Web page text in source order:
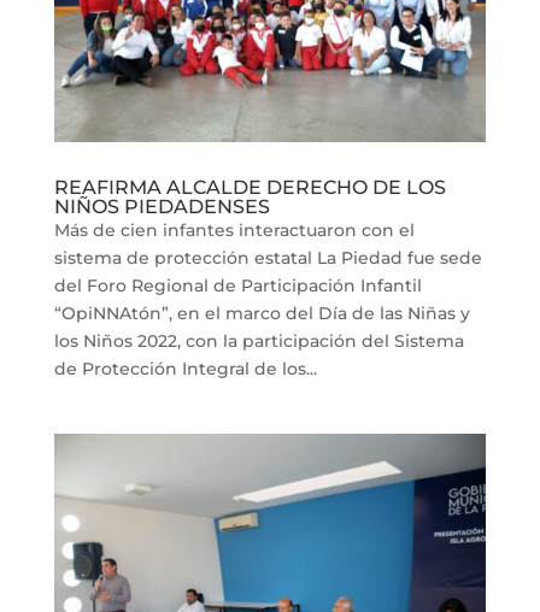
REAFIRMA ALCALDE DERECHO DE LOS
NIÑOS PIEDADENSES
Más de cien infantes interactuaron con el
sistema de protección estatal La Piedad fue sede
del Foro Regional de Participación Infantil
“OpiNNAtón”, en el marco del Día de las Niñas y
los Niños 2022, con la participación del Sistema
de Protección Integral de los...